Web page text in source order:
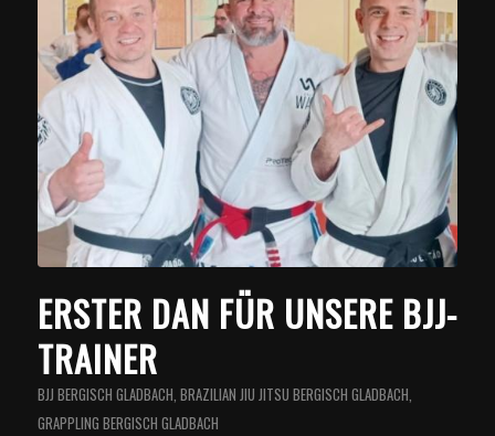
ERSTER DAN FÜR UNSERE BJJ-
TRAINER
BJJ BERGISCH GLADBACH, BRAZILIAN JIU JITSU BERGISCH GLADBACH,
GRAPPLING BERGISCH GLADBACH